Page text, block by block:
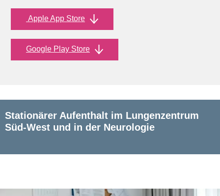
Apple App Store
Google Play Store
Stationärer Aufenthalt im Lungenzentrum
Süd-West und in der Neurologie